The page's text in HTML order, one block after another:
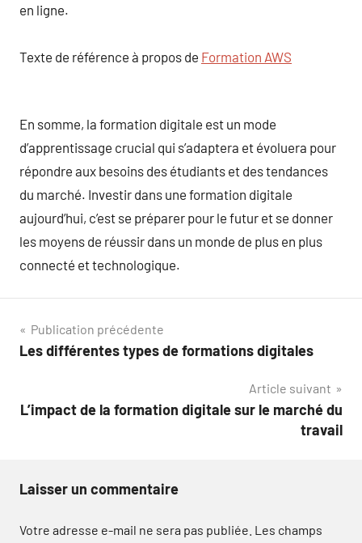
en ligne.
Texte de référence à propos de Formation AWS
En somme, la formation digitale est un mode
d’apprentissage crucial qui s’adaptera et évoluera pour
répondre aux besoins des étudiants et des tendances
du marché. Investir dans une formation digitale
aujourd’hui, c’est se préparer pour le futur et se donner
les moyens de réussir dans un monde de plus en plus
connecté et technologique.
Navigation
de
Publication précédente
Les différentes types de formations digitales
Article suivant
L’impact de la formation digitale sur le marché du
travail
Laisser un commentaire
Votre adresse e-mail ne sera pas publiée. Les champs